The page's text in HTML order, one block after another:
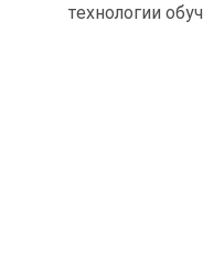
технологии